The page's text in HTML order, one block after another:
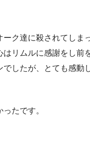
ーク達に殺されてしま
はリムルに感謝をし前
でしたが、とても感動
たです。